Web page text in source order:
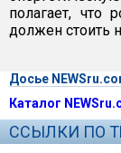
полагает, что
должен стоить
Досье
Каталог
ССЫЛКИ ПО